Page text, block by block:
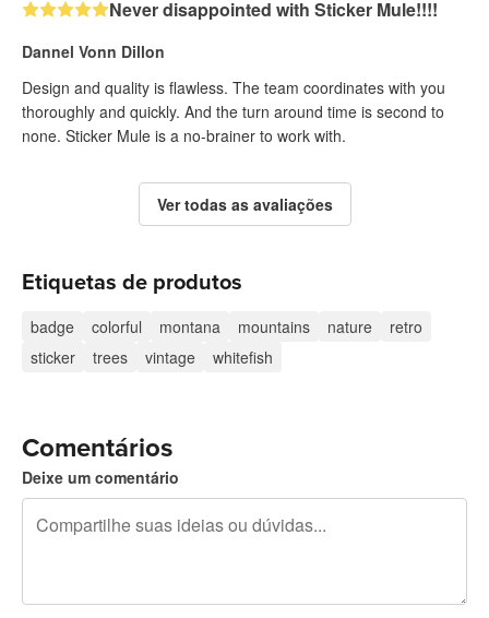
Never disappointed with Sticker Mule!!!!
Dannel Vonn Dillon
Design and quality is flawless. The team coordinates with you
thoroughly and quickly. And the turn around time is second to
none. Sticker Mule is a no-brainer to work with.
Ver todas as avaliações
Etiquetas de produtos
badge colorful montana mountains nature
retro
sticker
trees vintage whitefish
Comentários
Deixe um comentário